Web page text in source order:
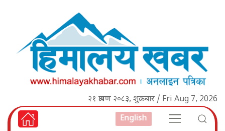
२१ श्रावण २०८३, शुक्रबार / Fri Aug 7, 2026
English